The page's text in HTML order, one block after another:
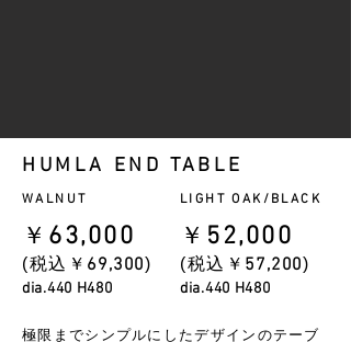
HUMLA END TABLE
￥ 63,000
​(税込￥ 69,300)
dia.440 H480
WALNUT
￥ 52,000
​(税込￥ 57,200)
dia.440 H480
LIGHT OAK/
​極限までシンプルにしたデザインのテーブ